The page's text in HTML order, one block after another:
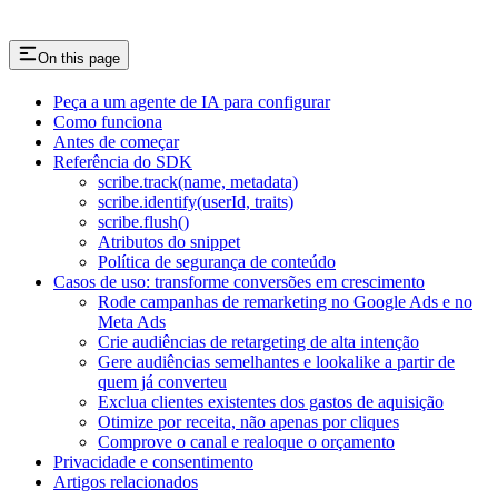
On this page
Peça a um agente de IA para configurar
Como funciona
Antes de começar
Referência do SDK
scribe.track(name, metadata)
scribe.identify(userId, traits)
scribe.flush()
Atributos do snippet
Política de segurança de conteúdo
Casos de uso: transforme conversões em crescimento
Rode campanhas de remarketing no Google Ads e no
Meta Ads
Crie audiências de retargeting de alta intenção
Gere audiências semelhantes e lookalike a partir de
quem já converteu
Exclua clientes existentes dos gastos de aquisição
Otimize por receita, não apenas por cliques
Comprove o canal e realoque o orçamento
Privacidade e consentimento
Artigos relacionados